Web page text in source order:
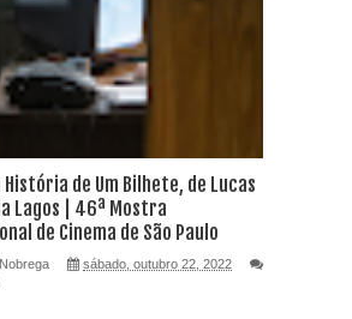
de Um Bilhete, de Lucas
Lagos | 46ª Mostra
de Cinema de São Paulo
sábado, outubro 22, 2022